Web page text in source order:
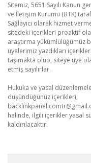
Sitemiz, 5651 Sayılı Kanun
ve İletişim Kurumu (BTK)
Sağlayıcı olarak hizmet
sitedeki içerikleri proaktif
araştırma yükümlülüğümüz
üyelerimiz yazdıkları
taşımakta olup, siteye üye
etmiş sayılırlar.
Hukuka ve yasal
düşündüğünüz içerikleri,
halinde, ilgili içerikler yasal
kaldırılacaktır.